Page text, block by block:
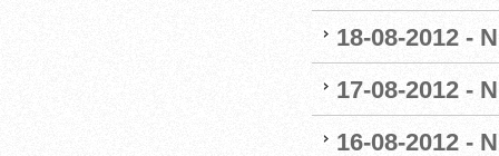
18-08-2012 -
17-08-2012 -
16-08-2012 -